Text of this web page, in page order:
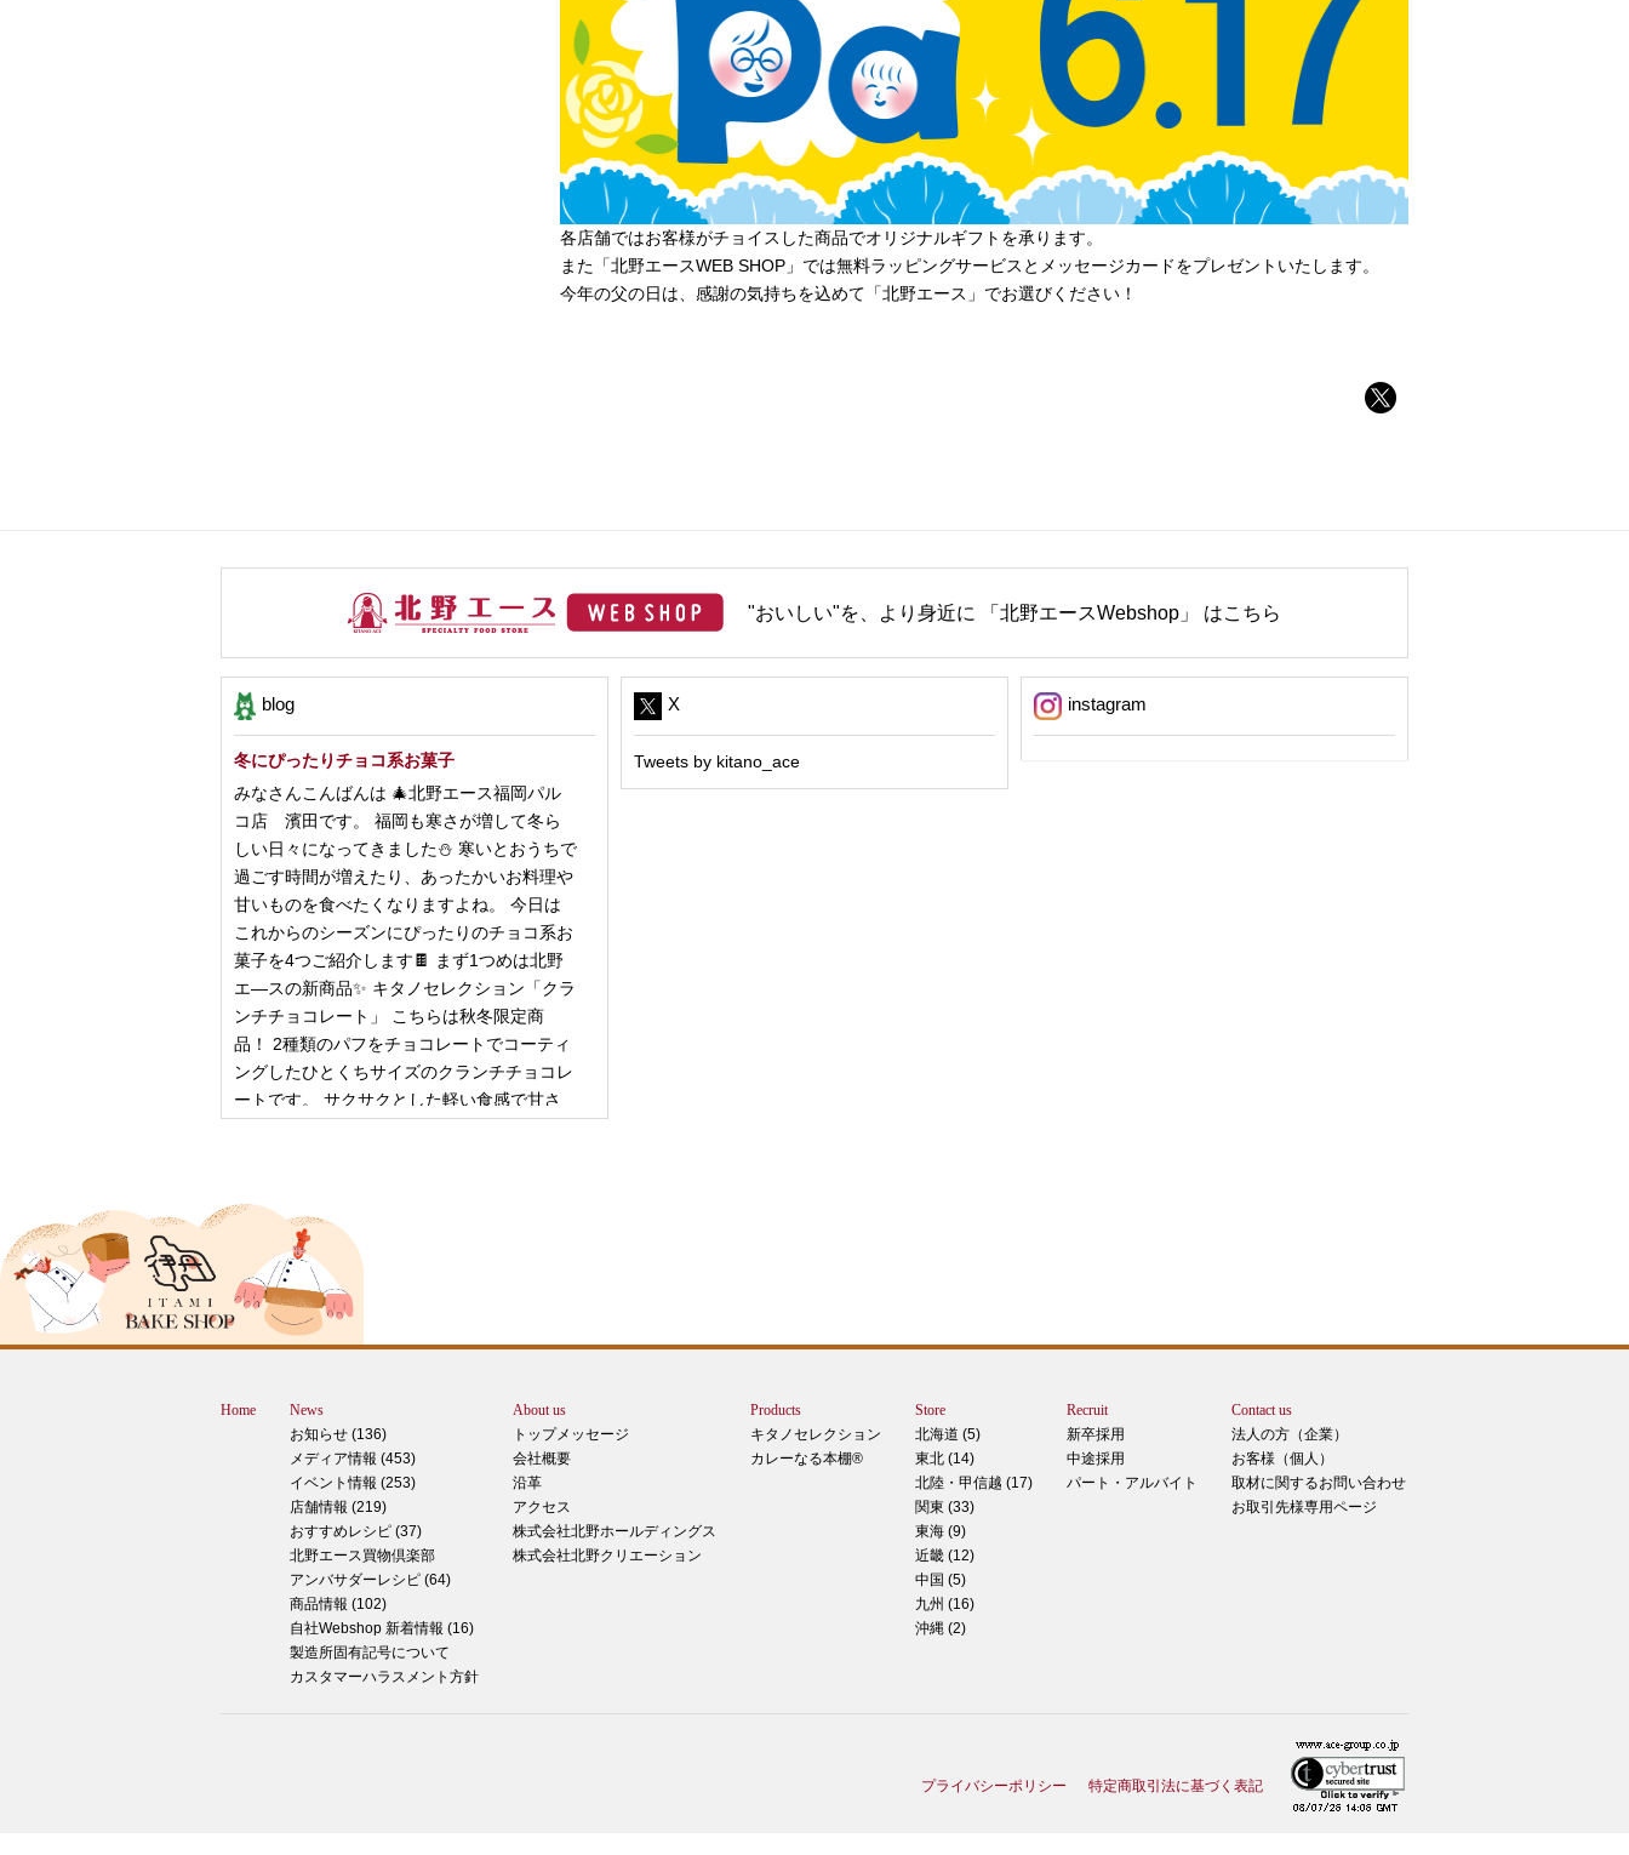
各店舗ではお客様がチョイスした商品でオリジナルギフトを承ります。
また「北野エースWEB SHOP」では無料ラッピングサービスとメッセージカードをプレゼントいたします。
今年の父の日は、感謝の気持ちを込めて「北野エース」でお選びください！
"おいしい"を、より身近に 「北野エースWebshop」 はこちら
blog
冬にぴったりチョコ系お菓子
みなさんこんばんは 🎄北野エース福岡パル
コ店 濱田です。 福岡も寒さが増して冬ら
しい日々になってきました⛄️ 寒いとおうちで
過ごす時間が増えたり、あったかいお料理や
甘いものを食べたくなりますよね。 今日は
これからのシーズンにぴったりのチョコ系お
菓子を4つご紹介します🍫 まず1つめは北野
エ―スの新商品✨ キタノセレクション「クラ
ンチチョコレート」 こちらは秋冬限定商
品！ 2種類のパフをチョコレートでコーティ
ングしたひとくちサイズのクランチチョコレ
ートです。 サクサクとした軽い食感で甘さ
ピザ立ちぬ
ブログをご覧の皆様、こんにちは！北野エー
スMOMOテラス店の大西です。 いきなりで
すが、これは何だと思いますか？ ヒントは
12月に活躍するあの食べ物です！ はんぺ
す。 それでは正解発表です。リバースカー
ドオープン！！ なんと四角いピザなんで
す！今回は冬に大活躍のピザ、紹介いたしま
す。 キタノセレクション手のばしピザ マ
ルゲリータ 北野エースオリジナル商品のピ
ザになります。特徴は何といってもこの形！
生地はひとつひとつ手で
2024年12月14日
もっちもち！和スイーツと一緒に素敵なティ
ータイムを ♪
X
Tweets by kitano_ace
instagram
Home
News
お知らせ (136)
メディア情報 (453)
イベント情報 (253)
店舗情報 (219)
おすすめレシピ (37)
北野エース買物倶楽部
アンバサダーレシピ (64)
商品情報 (102)
自社Webshop 新着情報 (16)
製造所固有記号について
カスタマーハラスメント方針
About us
トップメッセージ
会社概要
沿革
アクセス
株式会社北野ホールディングス
株式会社北野クリエーション
Products
キタノセレクション
カレーなる本棚®
Store
北海道 (5)
東北 (14)
北陸・甲信越 (17)
関東 (33)
東海 (9)
近畿 (12)
中国 (5)
九州 (16)
沖縄 (2)
Recruit
新卒採用
中途採用
パート・アルバイト
Contact us
法人の方（企業）
お客様（個人）
取材に関するお問い合わせ
お取引先様専用ページ
プライバシーポリシー 特定商取引法に基づく表記